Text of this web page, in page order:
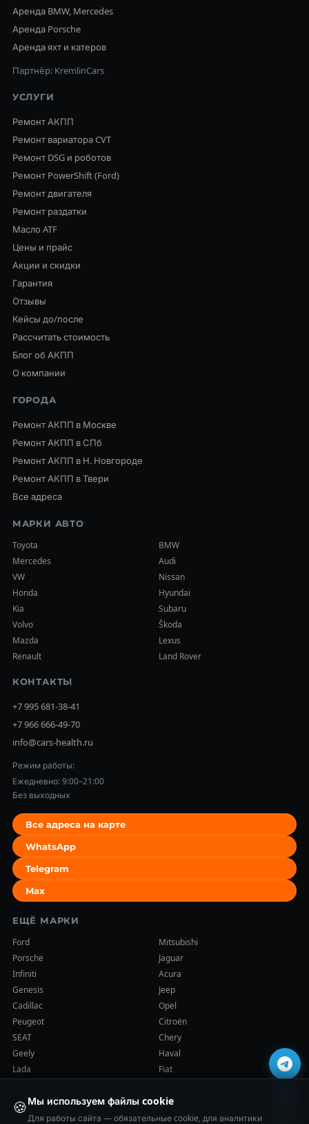
Аренда BMW, Mercedes
Аренда Porsche
Аренда яхт и катеров
Партнёр: KremlinCars
УСЛУГИ
Ремонт АКПП
Ремонт вариатора CVT
Ремонт DSG и роботов
Ремонт PowerShift (Ford)
Ремонт двигателя
Ремонт раздатки
Масло ATF
Цены и прайс
Акции и скидки
Гарантия
Отзывы
Кейсы до/после
Рассчитать стоимость
Блог об АКПП
О компании
ГОРОДА
Ремонт АКПП в Москве
Ремонт АКПП в СПб
Ремонт АКПП в Н. Новгороде
Ремонт АКПП в Твери
Все адреса
МАРКИ АВТО
Toyota
BMW
Mercedes
Audi
VW
Nissan
Honda
Hyundai
Kia
Subaru
Volvo
Škoda
Mazda
Lexus
Renault
Land Rover
КОНТАКТЫ
+7 995 681-38-41
+7 966 666-49-70
info@cars-health.ru
Режим работы:
Ежедневно: 9:00–21:00
Без выходных
Все адреса на карте
WhatsApp
Telegram
Max
ЕЩЁ МАРКИ
Ford
Mitsubishi
Porsche
Jaguar
Infiniti
Acura
Genesis
Jeep
Cadillac
Opel
Peugeot
Citroën
SEAT
Chery
Geely
Haval
Lada
Fiat
🍪Мы используем файлы cookie
Для работы сайта — обязательные cookie, для аналитики